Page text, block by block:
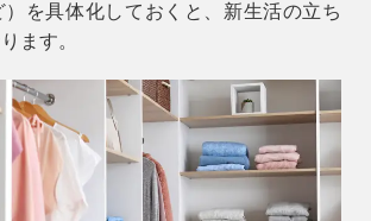
を具体化しておくと、新生活の立ち
ます。